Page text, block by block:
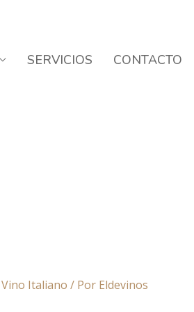
SERVICIOS CONTACTO
Vino Italiano / Por Eldevinos